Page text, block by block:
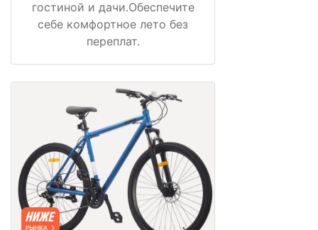
гостиной и дачи.Обеспечите
себе комфортное лето без
переплат.